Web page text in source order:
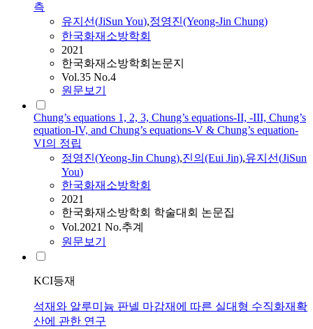
측
유지선(JiSunYou),정영진(Yeong-Jin Chung)
한국화재소방학회
2021
한국화재소방학회논문지
Vol.35 No.4
원문보기
Chung’s equations 1, 2, 3, Chung’s equations-II, -III, Chung’s
equation-IV, and Chung’s equations-V & Chung’s equation-
VI의 정립
정영진(Yeong-Jin Chung),진의(Eui Jin),유지선(JiSun
You)
한국화재소방학회
2021
한국화재소방학회 학술대회 논문집
Vol.2021 No.추계
원문보기
KCI등재
석재와 알루미늄 판넬 마감재에 따른 실대형 수직화재확
산에 관한 연구